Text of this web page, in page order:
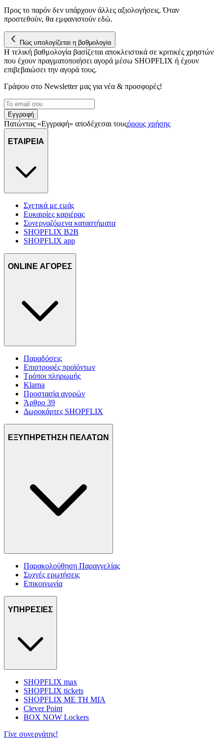
για να αποθηκεύουμε και να έχουμε πρόσβαση σε πληροφορίες
στη συσκευή σας, με σκοπό την προβολή εξατομικευμένων
διαφημίσεις και περιεχόμενο, την καλύτερη εικόνα του κοινού
μας και την ανάπτυξη προϊόντων. Επίσης, κοινοποιούμε
πληροφορίες σχετικά με την από μέρους σας χρήση της
τοποθεσίας μας στους συνεργάτες μέσων κοινωνικής
δικτύωσης, διαφημίσεων και ανάλυσης.
Προς το παρόν δεν υπάρχουν άλλες αξιολογήσεις. Όταν
προστεθούν, θα εμφανιστούν εδώ.
Πώς υπολογίζεται η βαθμολογία
Η τελική βαθμολογία βασίζεται αποκλειστικά σε κριτικές χρηστών
που έχουν πραγματοποιήσει αγορά μέσω SHOPFLIX ή έχουν
επιβεβαιώσει την αγορά τους.
Γράψου στο Νewsletter μας για νέα & προσφορές!
Εγγραφή
Πατώντας «Εγγραφή» αποδέχεσαι τουςόρους χρήσης
ΕΤΑΙΡΕΙΑ
Σχετικά με εμάς
Ευκαιρίες καριέρας
Συνεργαζόμενα καταστήματα
SHOPFLIX B2B
SHOPFLIX app
ONLINE ΑΓΟΡΕΣ
Παραδόσεις
Επιστροφές προϊόντων
Τρόποι πληρωμής
Klarna
Προστασία αγορών
Άρθρο 39
Δωροκάρτες SHOPFLIX
ΕΞΥΠΗΡΕΤΗΣΗ ΠΕΛΑΤΩΝ
Παρακολούθηση Παραγγελίας
Συχνές ερωτήσεις
Επικοινωνία
ΥΠΗΡΕΣΙΕΣ
SHOPFLIX max
SHOPFLIX tickets
SHOPFLIX ΜΕ ΤΗ ΜΙΑ
Clever Point
BOX NOW Lockers
Γίνε συνεργάτης!